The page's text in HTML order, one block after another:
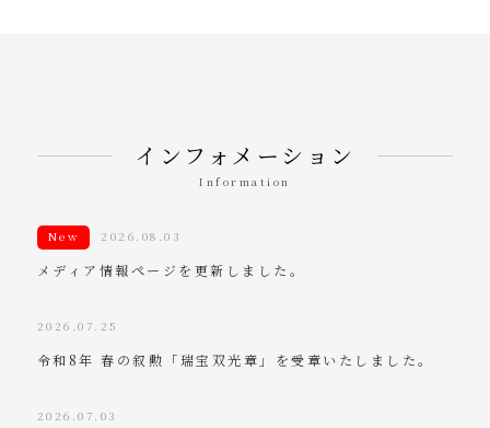
インフォメーション
Information
New 2026.08.03
メディア情報ページを更新しました。
2026.07.25
令和8年 春の叙勲「瑞宝双光章」を受章いたしました。
2026.07.03